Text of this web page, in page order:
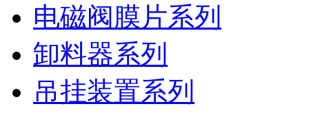
电磁阀膜片系列
卸料器系列
吊挂装置系列